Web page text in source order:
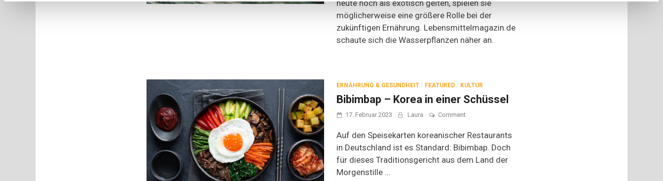
heute noch als exotisch gelten, spielen sie
möglicherweise eine größere Rolle bei der
zukünftigen Ernährung. Lebensmittelmagazin.de
schaute sich die Wasserpflanzen näher an.
ERNÄHRUNG & GESUNDHEIT / FEATURED / KULTUR
Bibimbap – Korea in einer Schüssel
17. Februar 2023 Laura Commenton
–
in
einer
Auf den Speisekarten koreanischer Restaurants
in Deutschland ist es Standard: Bibimbap. Doch
für dieses Traditionsgericht aus dem Land der
Morgenstille …